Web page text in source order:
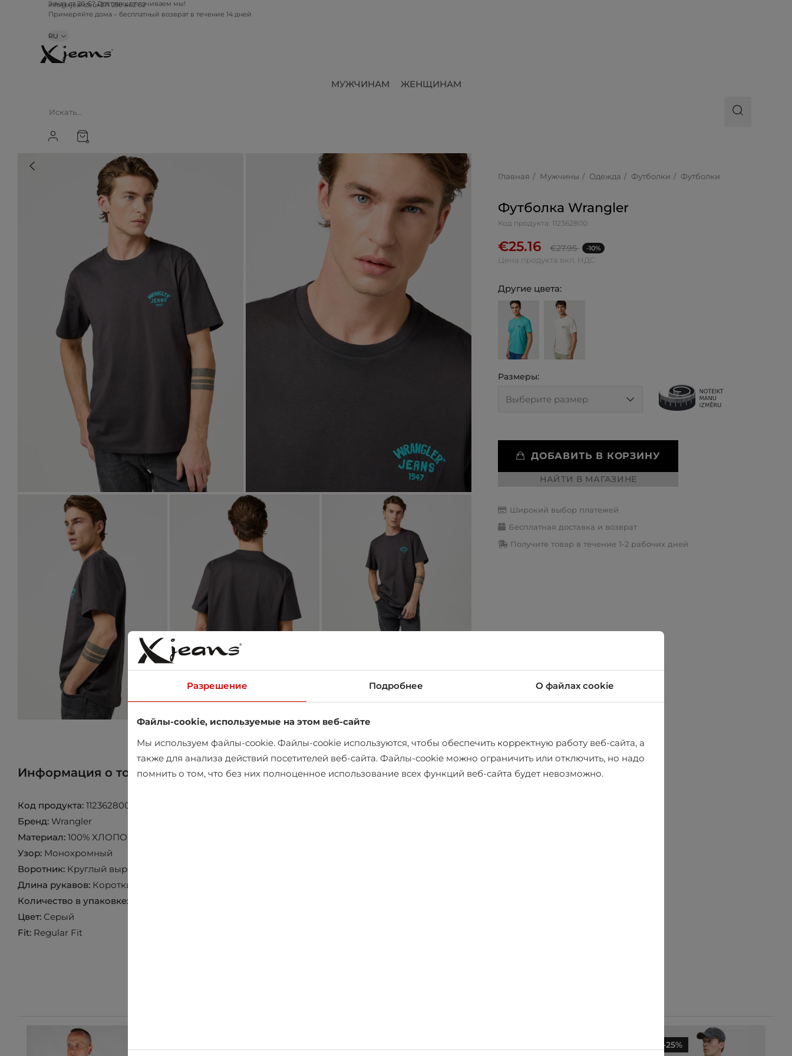
info@xjeans.eu+371 256 462 62
Заказ от 20 €? Доставку оплачиваем мы!
RU
МУЖЧИНАМ ЖЕНЩИНАМ
0
Главная Мужчины Одежда Футболки Футболки
Футболкa Wrangler
Код продукта: 112362800
€25.16 €27.95 -10%
Цена продукта вкл. НДС
Другие цвета:
Размеры:
ДОБАВИТЬ В КОРЗИНУ
НАЙТИ В МАГАЗИНЕ
Широкий выбор платежей
Бесплатная доставка и возврат
Получите товар в течение 1-2 рабочих дней
Информация о товаре Найти товар в магазине
Код продукта: 112362800
Бренд: Wrangler
Материал: 100% ХЛОПОК
Узор: Монохромный
Воротник: Круглый вырез
Длина рукавов: Короткий рукав
Количество в упаковке:
Цвет: Серый
Fit: Regular Fit
-25%
Разрешение Подробнее О файлах cookie
Файлы-cookie, используемые на этом веб-сайте
Мы используем файлы-cookie. Файлы-cookie используются, чтобы обеспечить корректную работу веб-сайта, а
также для анализа действий посетителей веб-сайта. Файлы-cookie можно ограничить или отключить, но надо
помнить о том, что без них полноценное использование всех функций веб-сайта будет невозможно.